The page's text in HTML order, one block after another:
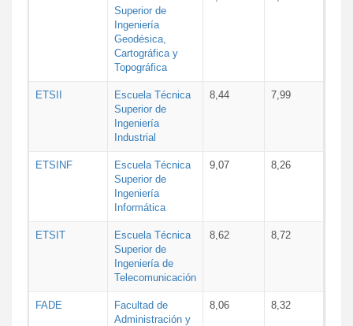
Superior de
Ingeniería
Geodésica,
Cartográfica y
Topográfica
ETSII
Escuela Técnica
Superior de
Ingeniería
Industrial
8,44 7,99
ETSINF
Escuela Técnica
Superior de
Ingeniería
Informática
9,07 8,26
ETSIT
Escuela Técnica
Superior de
Ingeniería de
Telecomunicación
8,62 8,72
FADE
Facultad de
Administración y
8,06 8,32